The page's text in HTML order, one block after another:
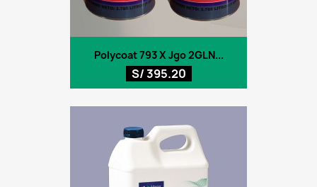
Polycoat 793 X Jgo 2GLN...
S/ 395.20